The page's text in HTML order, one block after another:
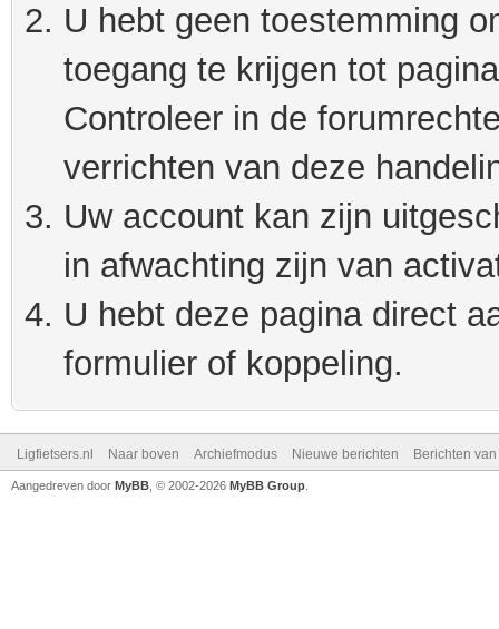
U hebt geen toestemming
toegang te krijgen tot
Controleer in de
verrichten van deze
Uw account kan zijn
in afwachting zijn van
U hebt deze pagina direct
formulier of koppeling.
Ligfietsers.nl Naar boven Archiefmodus Nieuwe berichten Berichten
Aangedreven door MyBB , © 2002-2026 MyBB Group